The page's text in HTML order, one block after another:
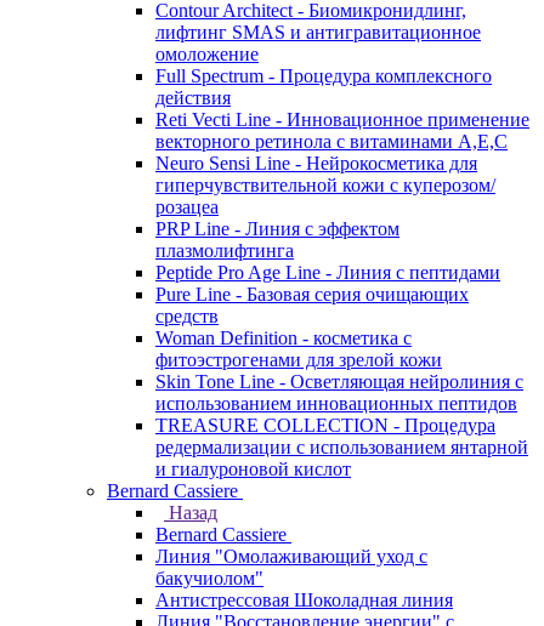
Contour Architect - Биомикронидлинг,
лифтинг SMAS и антигравитационное
омоложение
Full Spectrum - Процедура комплексного
действия
Reti Vecti Line - Инновационное применение
векторного ретинола с витаминами A,Е,С
Neuro Sensi Line - Нейрокосметика для
гиперчувствительной кожи с куперозом/
розацеа
PRP Line - Линия с эффектом
плазмолифтинга
Peptide Pro Age Line - Линия с пептидами
Pure Line - Базовая серия очищающих
средств
Woman Definition - косметика с
фитоэстрогенами для зрелой кожи
Skin Tone Line - Осветляющая нейролиния с
использованием инновационных пептидов
TREASURE COLLECTION - Процедура
редермализации с использованием янтарной
и гиалуроновой кислот
Bernard Cassiere
Назад
Bernard Cassiere
Линия "Омолаживающий уход с
бакучиолом"
Антистрессовая Шоколадная линия
Линия "Восстановление энергии" с